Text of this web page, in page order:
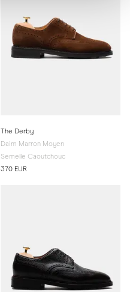
The Derby
Daim Marron Moyen
Semelle Caoutchouc
370 EUR